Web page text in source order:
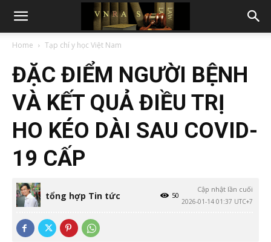
Home Tạp chí y học Việt Nam
ĐẶC ĐIỂM NGƯỜI BỆNH
VÀ KẾT QUẢ ĐIỀU TRỊ
HO KÉO DÀI SAU COVID-
19 CẤP
tổng hợp Tin tức
Cập nhật lần cuối
2026-01-14 01:37 UTC+7
50